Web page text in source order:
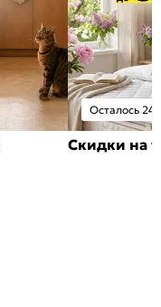
Осталось 24
Скидки на